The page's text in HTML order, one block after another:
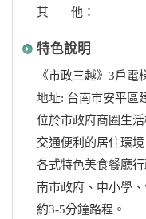
其 他：
特色說明
《市政三越》3戶
地址: 台南市安平區
位於市政府商圈生
交通便利的居住環境
各式特色美食餐廳
南市政府、中小學
約3-5分鐘路程。